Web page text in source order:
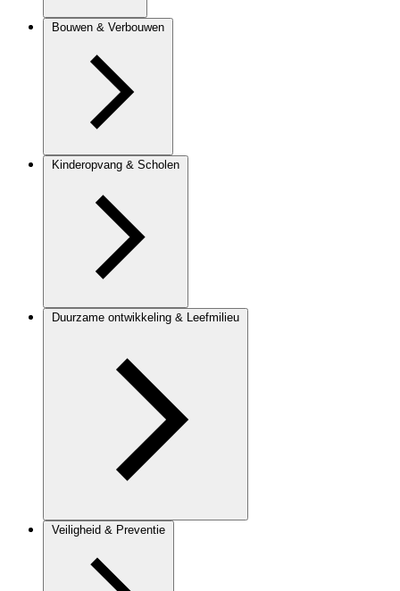
Bouwen & Verbouwen
Kinderopvang & Scholen
Duurzame ontwikkeling & Leefmilieu
Veiligheid & Preventie